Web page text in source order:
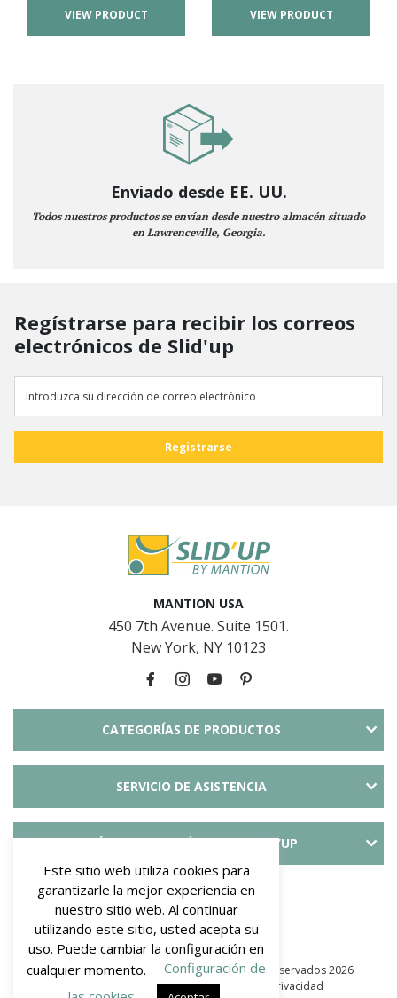
VIEW PRODUCT VIEW PRODUCT
Enviado desde EE. UU.
Todos nuestros productos se envían desde nuestro almacén situado
en Lawrenceville, Georgia.
Regístrarse para recibir los correos
electrónicos de Slid'up
MANTION USA
450 7th Avenue. Suite 1501.
New York, NY 10123
CATEGORÍAS DE PRODUCTOS
SERVICIO DE ASISTENCIA
MÁS INFORMACIÓN SOBRE SLID’UP
PAYMENT METHODS
© Mantion NA - SLID’UP. Todos los derechos reservados 2026
Términos y Condiciones–Política de privacidad
Este sitio web utiliza cookies para
garantizarle la mejor experiencia en
nuestro sitio web. Al continuar
utilizando este sitio, usted acepta su
uso. Puede cambiar la configuración en
cualquier momento.
Configuración de